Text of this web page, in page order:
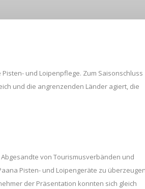
und Loipenpflege. Zum Saisonschluss
und die angrenzenden Länder agiert, die
von Tourismusverbänden und
Pisten- und Loipengeräte zu
der Präsentation konnten sich gleich